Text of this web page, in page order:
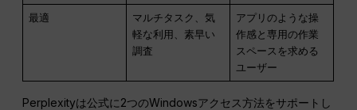
最適
マルチタスク、気
軽な利用、素早い
調査
アプリのような操
作感と専用の作業
スペースを求める
ユーザー
Perplexityは公式に2つのWindowsアクセス方法をサポートし